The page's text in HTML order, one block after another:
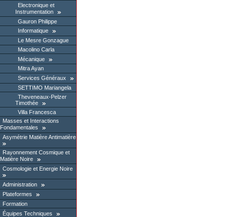
Electronique et
Instrumentation
Gauron Philippe
Informatique
Le Mesre Gonzague
Macolino Carla
Mécanique
Mitra Ayan
Services Généraux
SETTIMO Mariangela
Theveneaux-Pelzer
Timothée
Villa Francesca
Masses et Interactions
Fondamentales
Asymétrie Matière Antimatière
Rayonnement Cosmique et
Matière Noire
Cosmologie et Energie Noire
Administration
Plateformes
Formation
Équipes Techniques